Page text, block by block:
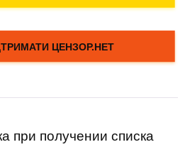
при получении списка